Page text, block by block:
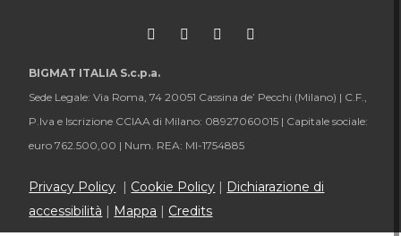
BIGMAT ITALIA S.c.p.a.
Sede Legale: Via Roma, 74 20051 Cassina de’ Pecchi (Milano) | C.F.,
P.Iva e Iscrizione CCIAA di Milano: 08927060015 | Capitale sociale:
euro 762.500,00 | Num. REA: MI-1754885
Privacy Policy Cookie Policy
Dichiarazione di
accessibilità
Mappa Credits